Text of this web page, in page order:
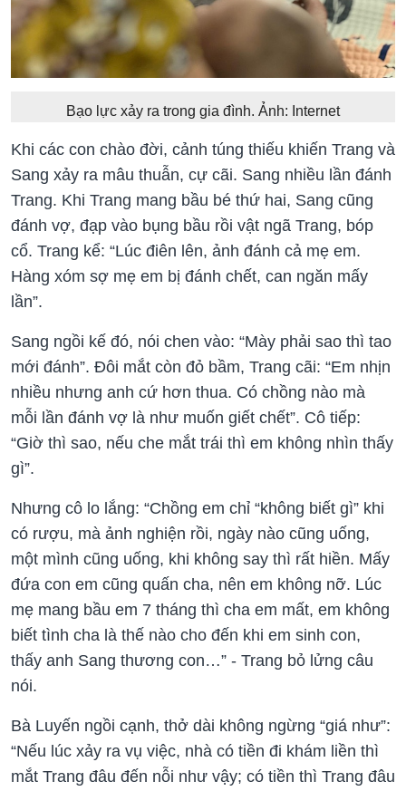
Bạo lực xảy ra trong gia đình. Ảnh: Internet
Khi các con chào đời, cảnh túng thiếu khiến Trang và
Sang xảy ra mâu thuẫn, cự cãi. Sang nhiều lần đánh
Trang. Khi Trang mang bầu bé thứ hai, Sang cũng
đánh vợ, đạp vào bụng bầu rồi vật ngã Trang, bóp
cổ. Trang kể: “Lúc điên lên, ảnh đánh cả mẹ em.
Hàng xóm sợ mẹ em bị đánh chết, can ngăn mấy
lần”.
Sang ngồi kế đó, nói chen vào: “Mày phải sao thì tao
mới đánh”. Đôi mắt còn đỏ bầm, Trang cãi: “Em nhịn
nhiều nhưng anh cứ hơn thua. Có chồng nào mà
mỗi lần đánh vợ là như muốn giết chết”. Cô tiếp:
“Giờ thì sao, nếu che mắt trái thì em không nhìn thấy
gì”.
Nhưng cô lo lắng: “Chồng em chỉ “không biết gì” khi
có rượu, mà ảnh nghiện rồi, ngày nào cũng uống,
một mình cũng uống, khi không say thì rất hiền. Mấy
đứa con em cũng quấn cha, nên em không nỡ. Lúc
mẹ mang bầu em 7 tháng thì cha em mất, em không
biết tình cha là thế nào cho đến khi em sinh con,
thấy anh Sang thương con…” - Trang bỏ lửng câu
nói.
Bà Luyến ngồi cạnh, thở dài không ngừng “giá như”:
“Nếu lúc xảy ra vụ việc, nhà có tiền đi khám liền thì
mắt Trang đâu đến nỗi như vậy; có tiền thì Trang đâu